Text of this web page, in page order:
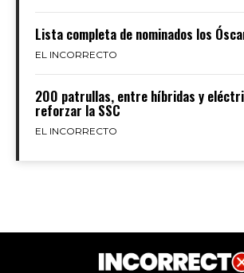
Lista completa de nominados los
EL INCORRECTO
200 patrullas, entre híbridas y
reforzar la SSC
EL INCORRECTO